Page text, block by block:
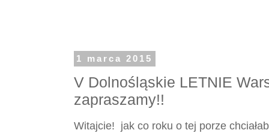
1 marca 2015
V Dolnośląskie LETNIE
zapraszamy!!
Witajcie! jak co roku o tej porze